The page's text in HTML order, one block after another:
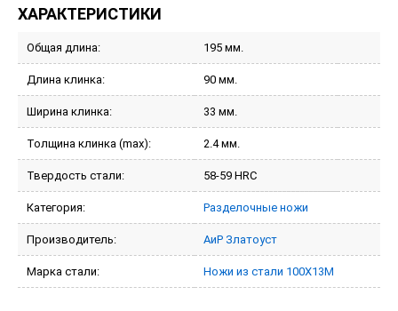
ХАРАКТЕРИСТИКИ
Общая длина: 195 мм.
Длина клинка: 90 мм.
Ширина клинка: 33 мм.
Толщина клинка (max): 2.4 мм.
Твердость стали: 58-59 HRC
Категория: Разделочные ножи
Производитель: АиР Златоуст
Марка стали: Ножи из стали 100Х13М